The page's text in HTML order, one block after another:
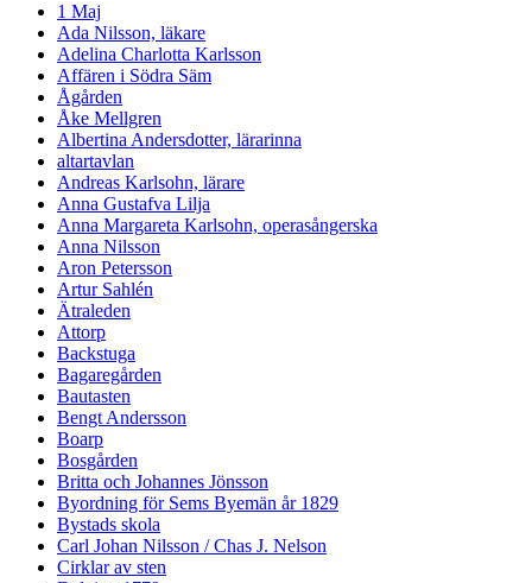
1 Maj
Ada Nilsson, läkare
Adelina Charlotta Karlsson
Affären i Södra Säm
Ågården
Åke Mellgren
Albertina Andersdotter, lärarinna
altartavlan
Andreas Karlsohn, lärare
Anna Gustafva Lilja
Anna Margareta Karlsohn, operasångerska
Anna Nilsson
Aron Petersson
Artur Sahlén
Ätraleden
Attorp
Backstuga
Bagaregården
Bautasten
Bengt Andersson
Boarp
Bosgården
Britta och Johannes Jönsson
Byordning för Sems Byemän år 1829
Bystads skola
Carl Johan Nilsson / Chas J. Nelson
Cirklar av sten